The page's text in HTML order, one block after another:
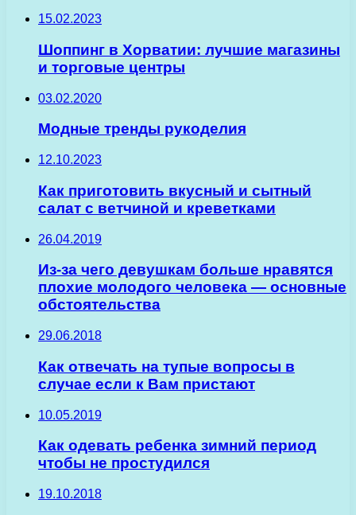
15.02.2023
Шоппинг в Хорватии: лучшие магазины
и торговые центры
03.02.2020
Модные тренды рукоделия
12.10.2023
Как приготовить вкусный и сытный
салат с ветчиной и креветками
26.04.2019
Из-за чего девушкам больше нравятся
плохие молодого человека — основные
обстоятельства
29.06.2018
Как отвечать на тупые вопросы в
случае если к Вам пристают
10.05.2019
Как одевать ребенка зимний период
чтобы не простудился
19.10.2018